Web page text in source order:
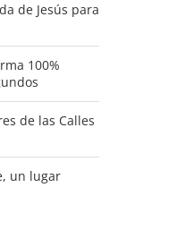
de Jesús para
100%
de las Calles
un lugar